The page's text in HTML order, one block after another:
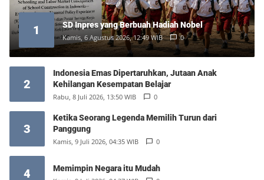
1 SD Inpres yang Berbuah Hadiah Nobel
Kamis, 6 Agustus 2026, 12:49 WIB 0
2
Indonesia Emas Dipertaruhkan, Jutaan Anak
Kehilangan Kesempatan Belajar
Rabu, 8 Juli 2026, 13:50 WIB 0
3
Ketika Seorang Legenda Memilih Turun dari
Panggung
Kamis, 9 Juli 2026, 04:35 WIB 0
4 Memimpin Negara itu Mudah